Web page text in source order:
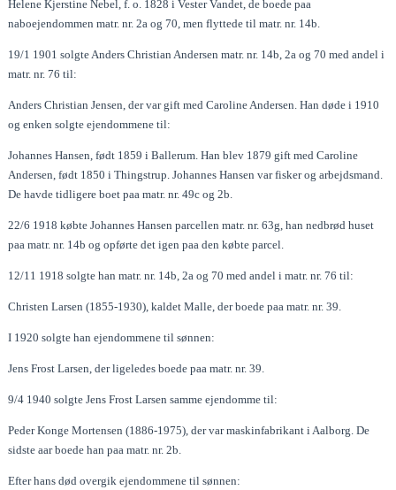
Helene Kjerstine Nebel, f. o. 1828 i Vester Vandet, de boede paa
naboejendommen matr. nr. 2a og 70, men flyttede til matr. nr. 14b.
19/1 1901 solgte Anders Christian Andersen matr. nr. 14b, 2a og 70 med andel i
matr. nr. 76 til:
Anders Christian Jensen, der var gift med Caroline Andersen. Han døde i 1910
og enken solgte ejendommene til:
Johannes Hansen, født 1859 i Ballerum. Han blev 1879 gift med Caroline
Andersen, født 1850 i Thingstrup. Johannes Hansen var fisker og arbejdsmand.
De havde tidligere boet paa matr. nr. 49c og 2b.
22/6 1918 købte Johannes Hansen parcellen matr. nr. 63g, han nedbrød huset
paa matr. nr. 14b og opførte det igen paa den købte parcel.
12/11 1918 solgte han matr. nr. 14b, 2a og 70 med andel i matr. nr. 76 til:
Christen Larsen (1855-1930), kaldet Malle, der boede paa matr. nr. 39.
I 1920 solgte han ejendommene til sønnen:
Jens Frost Larsen, der ligeledes boede paa matr. nr. 39.
9/4 1940 solgte Jens Frost Larsen samme ejendomme til:
Peder Konge Mortensen (1886-1975), der var maskinfabrikant i Aalborg. De
sidste aar boede han paa matr. nr. 2b.
Efter hans død overgik ejendommene til sønnen: